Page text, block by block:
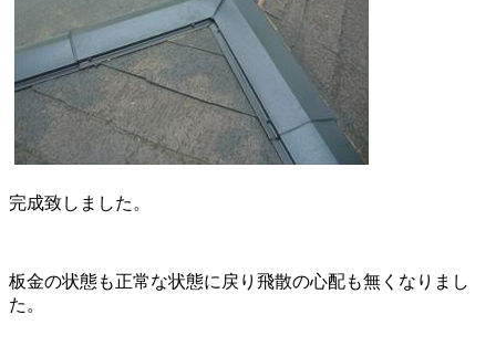
完成致しました。
板金の状態も正常な状態に戻り飛散の心配も無くなりまし
た。